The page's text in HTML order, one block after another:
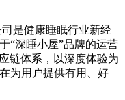
是健康睡眠行业新经
“深睡小屋”品牌的运营
链体系，以深度体验为
为用户提供有用、好